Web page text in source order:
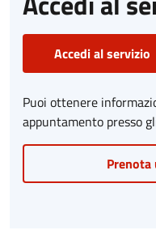
Accedi al servizio
Puoi ottenere
appuntamento presso